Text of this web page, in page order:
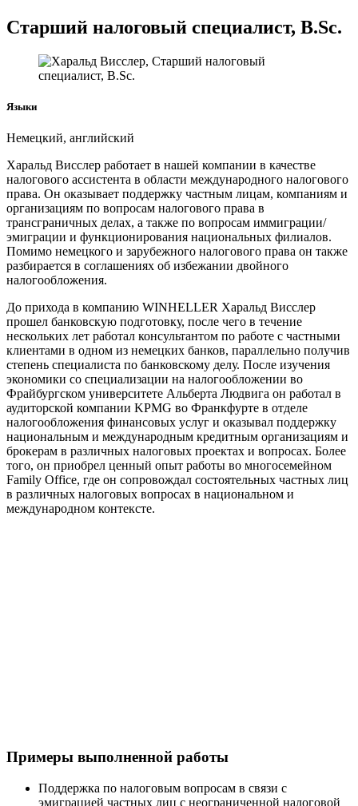
Старший налоговый специалист, B.Sc.
Языки
Немецкий, английский
Харальд Висслер работает в нашей компании в качестве
налогового ассистента в области международного налогового
права. Он оказывает поддержку частным лицам, компаниям и
организациям по вопросам налогового права в
трансграничных делах, а также по вопросам иммиграции/
эмиграции и функционирования национальных филиалов.
Помимо немецкого и зарубежного налогового права он также
разбирается в соглашениях об избежании двойного
налогообложения.
До прихода в компанию WINHELLER Харальд Висслер
прошел банковскую подготовку, после чего в течение
нескольких лет работал консультантом по работе с частными
клиентами в одном из немецких банков, параллельно получив
степень специалиста по банковскому делу. После изучения
экономики со специализации на налогообложении во
Фрайбургском университете Альберта Людвига он работал в
аудиторской компании KPMG во Франкфурте в отделе
налогообложения финансовых услуг и оказывал поддержку
национальным и международным кредитным организациям и
брокерам в различных налоговых проектах и вопросах. Более
того, он приобрел ценный опыт работы во многосемейном
Family Office, где он сопровождал состоятельных частных лиц
в различных налоговых вопросах в национальном и
международном контексте.
Примеры выполненной работы
Поддержка по налоговым вопросам в связи с
эмиграцией частных лиц с неограниченной налоговой